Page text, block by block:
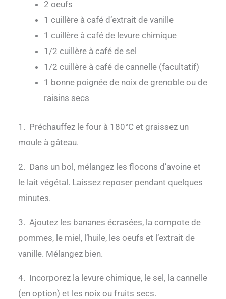
2 oeufs
1 cuillère à café d’extrait de vanille
1 cuillère à café de levure chimique
1/2 cuillère à café de sel
1/2 cuillère à café de cannelle (facultatif)
1 bonne poignée de noix de grenoble ou de
raisins secs
1. Préchauffez le four à 180°C et graissez un
moule à gâteau.
2. Dans un bol, mélangez les flocons d’avoine et
le lait végétal. Laissez reposer pendant quelques
minutes.
3. Ajoutez les bananes écrasées, la compote de
pommes, le miel, l’huile, les oeufs et l’extrait de
vanille. Mélangez bien.
4. Incorporez la levure chimique, le sel, la cannelle
(en option) et les noix ou fruits secs.